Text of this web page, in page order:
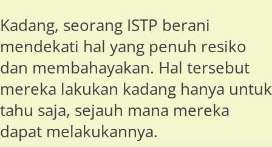
Kadang, seorang ISTP berani
mendekati hal yang penuh resiko
dan membahayakan. Hal tersebut
mereka lakukan kadang hanya untuk
tahu saja, sejauh mana mereka
dapat melakukannya.